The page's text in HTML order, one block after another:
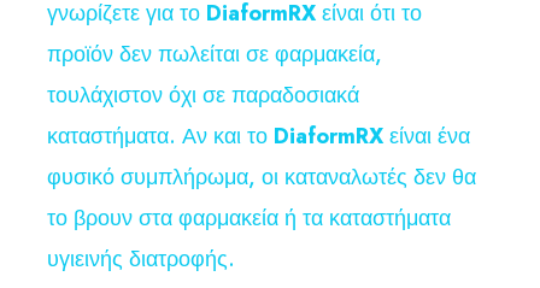
γνωρίζετε για το DiaformRXείναι ότι το
προϊόν δεν πωλείται σε φαρμακεία,
τουλάχιστον όχι σε παραδοσιακά
καταστήματα. Αν και το DiaformRXείναι ένα
φυσικό συμπλήρωμα, οι καταναλωτές δεν θα
το βρουν στα φαρμακεία ή τα καταστήματα
υγιεινής διατροφής.